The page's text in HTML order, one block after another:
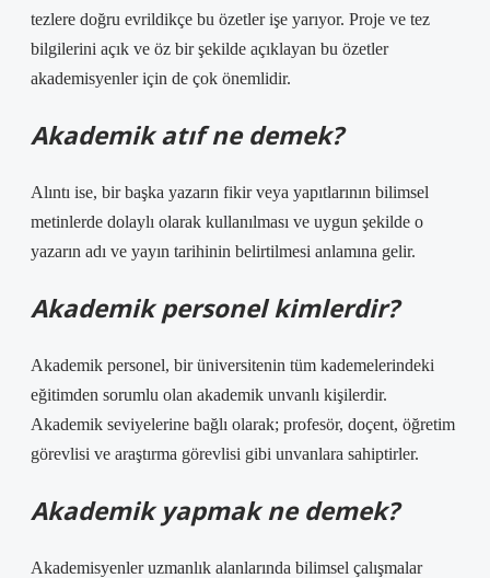
tezlere doğru evrildikçe bu özetler işe yarıyor. Proje ve tez
bilgilerini açık ve öz bir şekilde açıklayan bu özetler
akademisyenler için de çok önemlidir.
Akademik atıf ne demek?
Alıntı ise, bir başka yazarın fikir veya yapıtlarının bilimsel
metinlerde dolaylı olarak kullanılması ve uygun şekilde o
yazarın adı ve yayın tarihinin belirtilmesi anlamına gelir.
Akademik personel kimlerdir?
Akademik personel, bir üniversitenin tüm kademelerindeki
eğitimden sorumlu olan akademik unvanlı kişilerdir.
Akademik seviyelerine bağlı olarak; profesör, doçent, öğretim
görevlisi ve araştırma görevlisi gibi unvanlara sahiptirler.
Akademik yapmak ne demek?
Akademisyenler uzmanlık alanlarında bilimsel çalışmalar